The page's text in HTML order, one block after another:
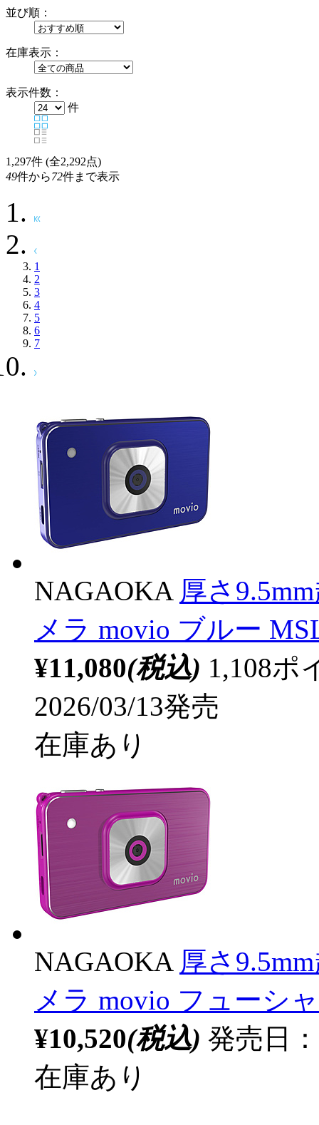
並び順：
在庫表示：
表示件数：
件
1,297件 (全2,292点)
49件から72件まで表示
1
2
3
4
5
6
7
NAGAOKA 厚さ
メラ movio ブルー
¥11,080(税込) 1,108ポ
2026/03/13発売
在庫あり
NAGAOKA 厚さ
メラ movio フューシ
¥10,520(税込) 発売日
在庫あり